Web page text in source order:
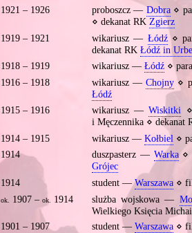
1921 – 1926
proboszcz — Dobra⋄
⋄ dekanat RK Zgierz
1919 – 1921
wikariusz — Łódź⋄
dekanat RK Łódź in Urbe
1918 – 1919
wikariusz — Łódź⋄
1916 – 1918
wikariusz —Chojny ⋄
Łódź
1915 – 1916
wikariusz —Wiskitki
i Męczennika ⋄ dekanat
1914 – 1915
wikariusz — Kołbiel ⋄
1914
duszpasterz — Warka⋄
Grójec
1914
student —Warszawa⋄
ok. 1907 –ok. 1914 slużba wojskowa —
Wielkiego Księcia
1901 – 1907
student — Warszawa⋄